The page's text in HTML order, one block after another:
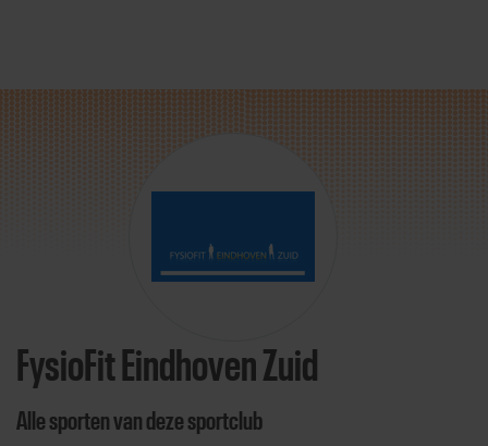
FysioFit Eindhoven Zuid
Alle sporten van deze sportclub